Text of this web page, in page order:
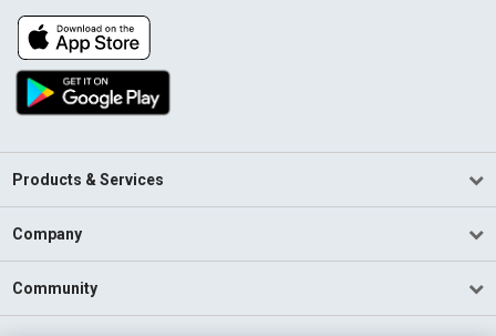
Products & Services
Company
Community